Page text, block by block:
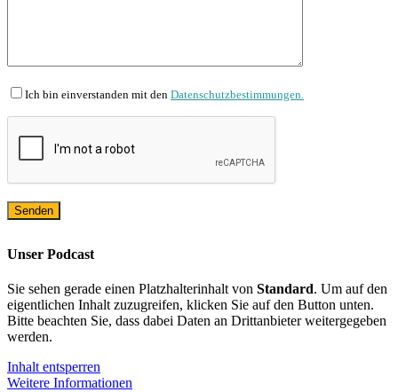
Ich bin einverstanden mit den Datenschutzbestimmungen.
Unser Podcast
Sie sehen gerade einen Platzhalterinhalt von Standard. Um auf den
eigentlichen Inhalt zuzugreifen, klicken Sie auf den Button unten.
Bitte beachten Sie, dass dabei Daten an Drittanbieter weitergegeben
werden.
Inhalt entsperren
Weitere Informationen